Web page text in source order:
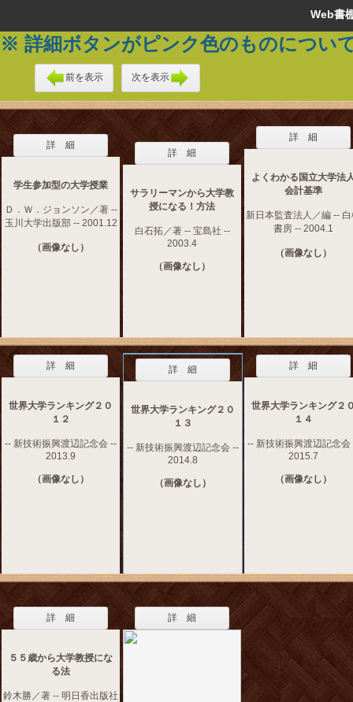
Web
※ 詳細ボタンがピンク色のものについ
前を表示 次を表示
詳 細
学生参加型の大学授業
Ｄ．Ｗ．ジョンソン／著 --
玉川大学出版部 -- 2001.12
（画像なし）
詳 細
サラリーマンから大学教
授になる！方法
白石拓／著 -- 宝島社 --
2003.4
（画像なし）
詳 細
よくわかる国立大学法
会計基準
新日本監査法人／編 --
書房 -- 2004.1
（画像なし）
詳 細
世界大学ランキング２０
１２
-- 新技術振興渡辺記念会 --
2013.9
（画像なし）
詳 細
世界大学ランキング２０
１３
-- 新技術振興渡辺記念会 --
2014.8
（画像なし）
詳 細
世界大学ランキング２
１４
-- 新技術振興渡辺記念会
2015.7
（画像なし）
詳 細
５５歳から大学教授にな
る法
鈴木勝／著 -- 明日香出版社
詳 細